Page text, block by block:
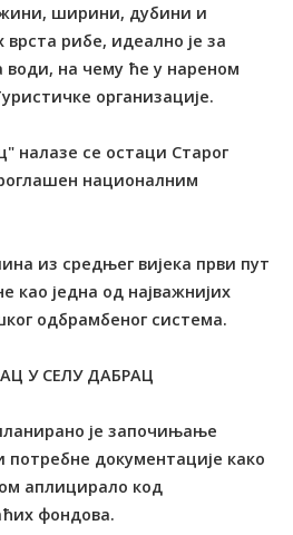
ширини, дубини и
врста рибе, идеално је за
води, на чему ће у нареном
организације.
налазе се остаци Старог
националним
из средњег вијека први пут
као једна од најважнијих
одбрамбеног система.
У СЕЛУ ДАБРАЦ
је започињање
потребне документације како
аплицирало код
фондова.